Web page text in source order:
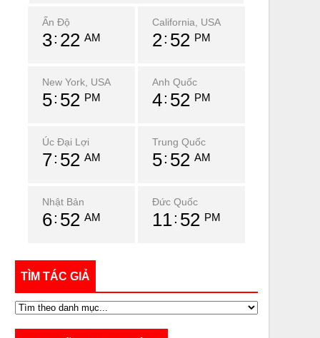
Ấn Độ
3 22 AM
California, USA
2 52 PM
New York, USA
5 52 PM
Anh Quốc
4 52 PM
Úc Đại Lợi
7 52 AM
Trung Quốc
5 52 AM
Nhật Bản
6 52 AM
Đức Quốc
11 52 PM
TÌM TÁC GIẢ